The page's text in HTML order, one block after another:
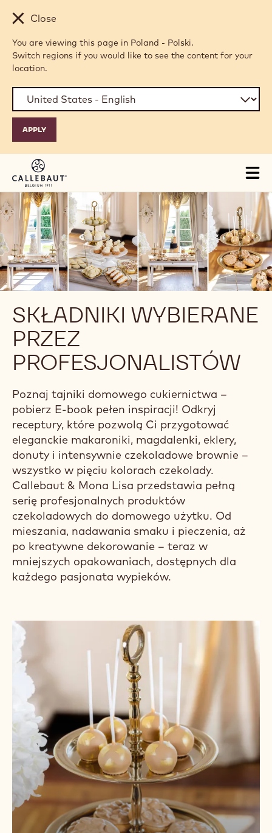
Skip to main content
Close
You are viewing this page in Poland - Polski.
Switch regions if you would like to see the content for your
location.
SKŁADNIKI WYBIERANE
PRZEZ
PROFESJONALISTÓW
Poznaj tajniki domowego cukiernictwa –
pobierz E-book pełen inspiracji! Odkryj
receptury, które pozwolą Ci przygotować
eleganckie makaroniki, magdalenki, eklery,
donuty i intensywnie czekoladowe brownie –
wszystko w pięciu kolorach czekolady.
Callebaut & Mona Lisa przedstawia pełną
serię profesjonalnych produktów
czekoladowych do domowego użytku. Od
mieszania, nadawania smaku i pieczenia, aż
po kreatywne dekorowanie – teraz w
mniejszych opakowaniach, dostępnych dla
każdego pasjonata wypieków.